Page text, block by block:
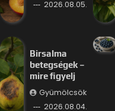
2026.08.05.
Birsalma
betegségek –
mire figyelj
Gyümölcsök
2026.08.04.